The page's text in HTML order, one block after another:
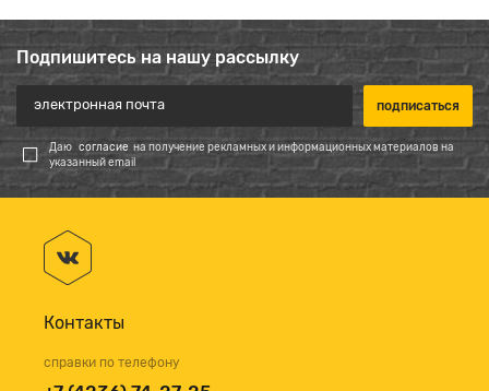
Подпишитесь на нашу рассылку
Даю согласие на получение рекламных и информационных материалов на
указанный email
Контакты
справки по телефону